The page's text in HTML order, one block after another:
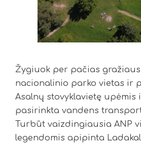
Žygiuok per pačias
nacionalinio parko vietas ir
Asalnų stovyklavietę upėmis
pasirinkta vandens
Turbūt vaizdingiausia ANP
legendomis apipinta